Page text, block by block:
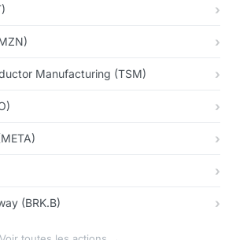
Manufacturing (TSM)
(BRK.B)